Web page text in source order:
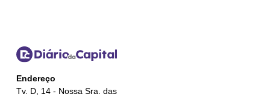
Endereço
Tv. D, 14 - Nossa Sra. das